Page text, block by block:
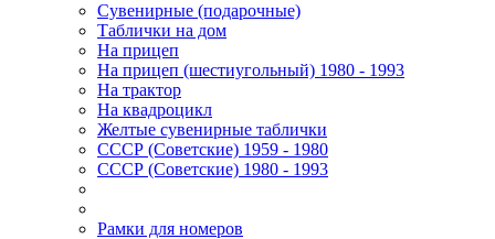
Сувенирные (подарочные)
Таблички на дом
На прицеп
На прицеп (шестиугольный) 1980 - 1993
На трактор
На квадроцикл
Желтые сувенирные таблички
СССР (Советские) 1959 - 1980
СССР (Советские) 1980 - 1993
Рамки для номеров